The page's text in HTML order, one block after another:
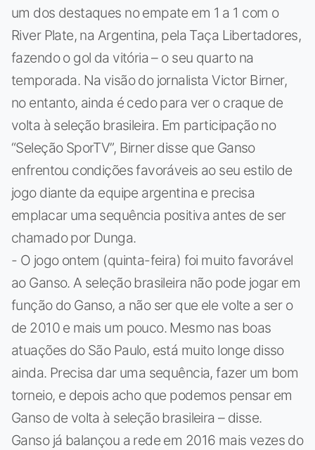
um dos destaques no empate em 1 a 1 com o
River Plate, na Argentina, pela Taça Libertadores,
fazendo o gol da vitória – o seu quarto na
temporada. Na visão do jornalista Victor Birner,
no entanto, ainda é cedo para ver o craque de
volta à seleção brasileira. Em participação no
“Seleção SporTV”, Birner disse que Ganso
enfrentou condições favoráveis ao seu estilo de
jogo diante da equipe argentina e precisa
emplacar uma sequência positiva antes de ser
chamado por Dunga.
- O jogo ontem (quinta-feira) foi muito favorável
ao Ganso. A seleção brasileira não pode jogar em
função do Ganso, a não ser que ele volte a ser o
de 2010 e mais um pouco. Mesmo nas boas
atuações do São Paulo, está muito longe disso
ainda. Precisa dar uma sequência, fazer um bom
torneio, e depois acho que podemos pensar em
Ganso de volta à seleção brasileira – disse.
Ganso já balançou a rede em 2016 mais vezes do